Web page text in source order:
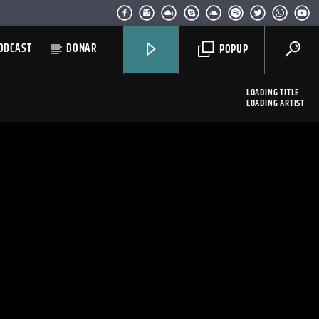
DONAR POPUP
LOADING TITLE
LOADING ARTIST